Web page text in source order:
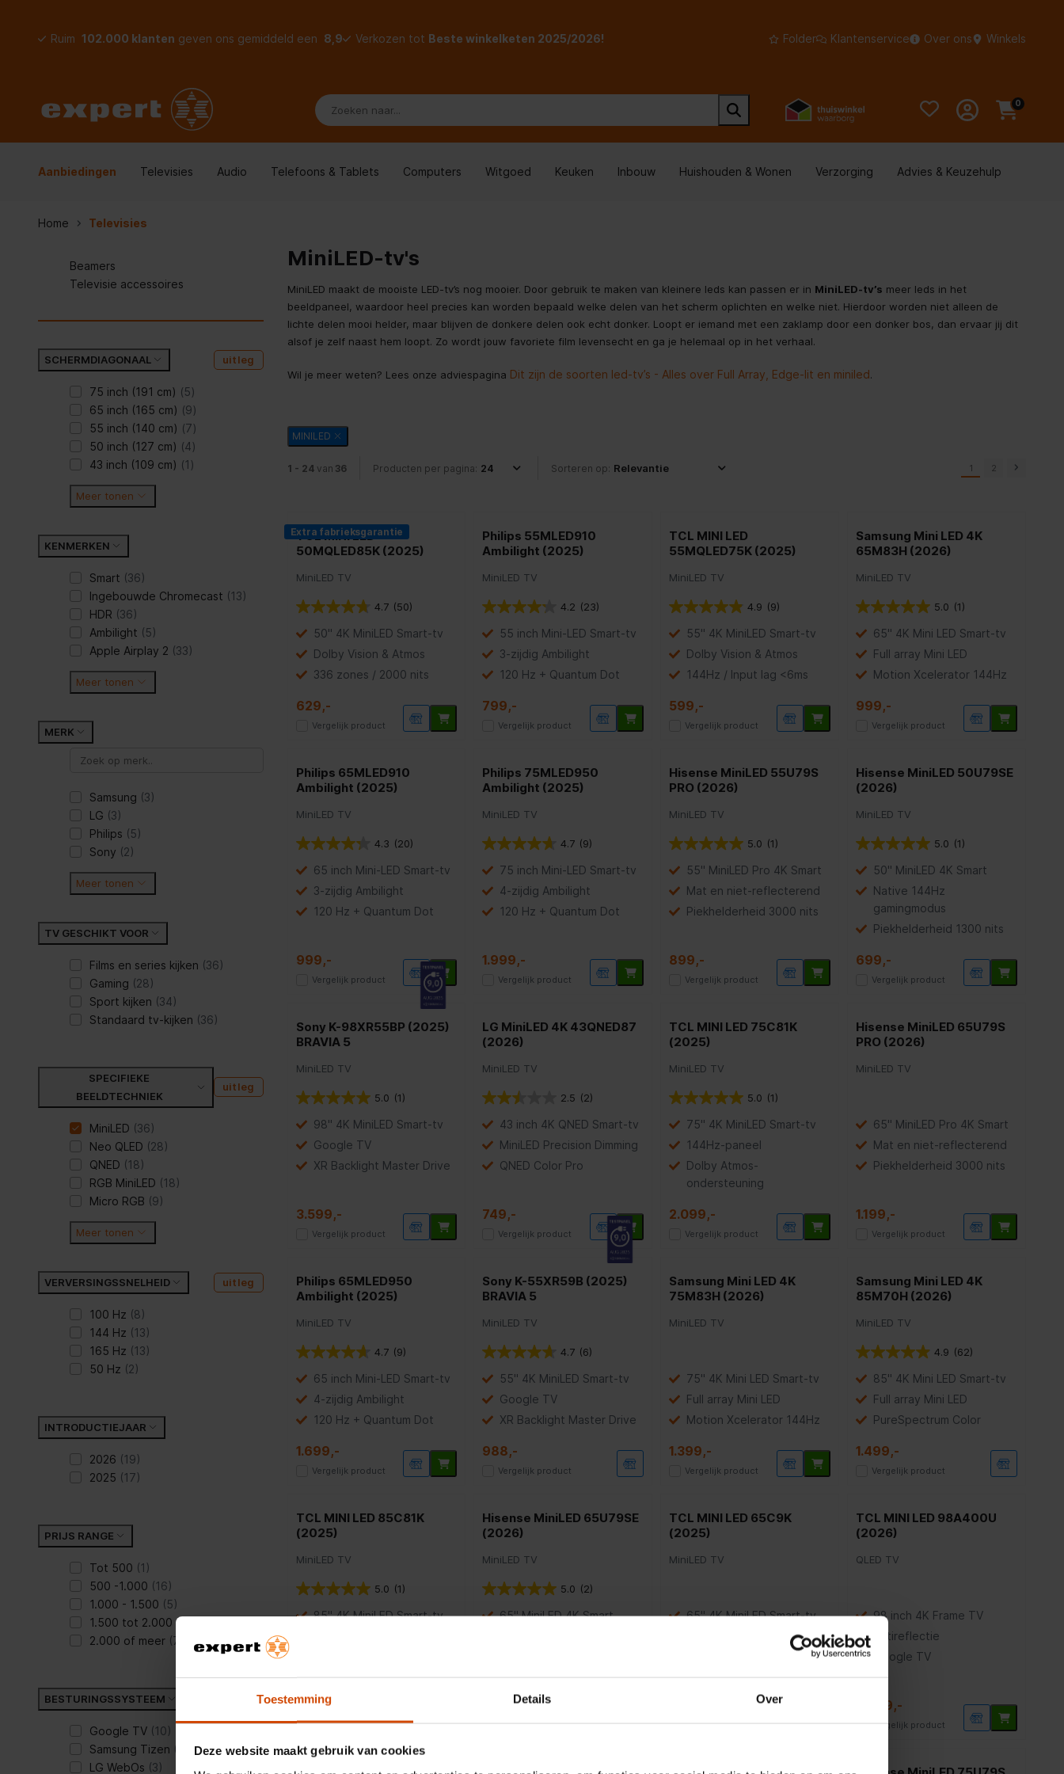
Toestemming Details Over
Deze website maakt gebruik van cookies
Ruim 102.000 klanten geven ons gemiddeld een 8,9 Verkozen tot Beste winkelketen 2025/2026! Folder Klantenservice Over ons Winkels
0
Aanbiedingen Televisies Audio Telefoons & Tablets Computers Witgoed Keuken Inbouw Huishouden & Wonen Verzorging Advies & Keuzehulp
Home Televisies
Beamers
Televisie accessoires
SCHERMDIAGONAAL uitleg
75 inch (191 cm) (5)
65 inch (165 cm) (9)
55 inch (140 cm) (7)
50 inch (127 cm) (4)
43 inch (109 cm) (1)
Meer tonen
KENMERKEN
Smart (36)
Ingebouwde Chromecast (13)
HDR (36)
Ambilight (5)
Apple Airplay 2 (33)
Meer tonen
MERK
Samsung (3)
LG (3)
Philips (5)
Sony (2)
Meer tonen
TV GESCHIKT VOOR
Films en series kijken (36)
Gaming (28)
Sport kijken (34)
Standaard tv-kijken (36)
SPECIFIEKE
BEELDTECHNIEK
uitleg
MiniLED (36)
Neo QLED (28)
QNED (18)
RGB MiniLED (18)
Micro RGB (9)
Meer tonen
VERVERSINGSSNELHEID uitleg
100 Hz (8)
144 Hz (13)
165 Hz (13)
50 Hz (2)
INTRODUCTIEJAAR
2026 (19)
2025 (17)
PRIJS RANGE
Tot 500 (1)
500 -1.000 (16)
1.000 - 1.500 (5)
1.500 tot 2.000 (7)
2.000 of meer (7)
BESTURINGSSYSTEEM
Google TV (10)
Samsung Tizen (3)
LG WebOs (3)
MiniLED-tv's
MiniLED maakt de mooiste LED-tv’s nog mooier. Door gebruik te maken van kleinere leds kan passen er in MiniLED-tv’s meer leds in het
beeldpaneel, waardoor heel precies kan worden bepaald welke delen van het scherm oplichten en welke niet. Hierdoor worden niet alleen de
lichte delen mooi helder, maar blijven de donkere delen ook echt donker. Loopt er iemand met een zaklamp door een donker bos, dan ervaar jij dit
alsof je zelf naast hem loopt. Zo wordt jouw favoriete film levensecht en ga je helemaal op in het verhaal.
Wil je meer weten? Lees onze adviespagina Dit zijn de soorten led-tv’s - Alles over Full Array, Edge-lit en miniled.
MINILED
1 - 24 van 36 Producten per pagina: Sorteren op: 1 2
Extra fabrieksgarantie
TCL MINI LED
50MQLED85K (2025)
MiniLED TV
4.7 (50)
50" 4K MiniLED Smart-tv
Dolby Vision & Atmos
336 zones / 2000 nits
629,-
Vergelijk product
Philips 55MLED910
Ambilight (2025)
MiniLED TV
4.2 (23)
55 inch Mini-LED Smart-tv
3-zijdig Ambilight
120 Hz + Quantum Dot
799,-
Vergelijk product
TCL MINI LED
55MQLED75K (2025)
MiniLED TV
4.9 (9)
55" 4K MiniLED Smart-tv
Dolby Vision & Atmos
144Hz / Input lag <6ms
599,-
Vergelijk product
Samsung Mini LED 4K
65M83H (2026)
MiniLED TV
5.0 (1)
65" 4K Mini LED Smart-tv
Full array Mini LED
Motion Xcelerator 144Hz
999,-
Vergelijk product
Philips 65MLED910
Ambilight (2025)
MiniLED TV
4.3 (20)
65 inch Mini-LED Smart-tv
3-zijdig Ambilight
120 Hz + Quantum Dot
999,-
Vergelijk product
Philips 75MLED950
Ambilight (2025)
MiniLED TV
4.7 (9)
75 inch Mini-LED Smart-tv
4-zijdig Ambilight
120 Hz + Quantum Dot
1.999,-
Vergelijk product
Hisense MiniLED 55U79S
PRO (2026)
MiniLED TV
5.0 (1)
55" MiniLED Pro 4K Smart
Mat en niet-reflecterend
Piekhelderheid 3000 nits
899,-
Vergelijk product
Hisense MiniLED 50U79SE
(2026)
MiniLED TV
5.0 (1)
50" MiniLED 4K Smart
Native 144Hz
gamingmodus
Piekhelderheid 1300 nits
699,-
Vergelijk product
Sony K-98XR55BP (2025)
BRAVIA 5
MiniLED TV
5.0 (1)
98" 4K MiniLED Smart-tv
Google TV
XR Backlight Master Drive
3.599,-
Vergelijk product
LG MiniLED 4K 43QNED87
(2026)
MiniLED TV
2.5 (2)
43 inch 4K QNED Smart-tv
MiniLED Precision Dimming
QNED Color Pro
749,-
Vergelijk product
TCL MINI LED 75C81K
(2025)
MiniLED TV
5.0 (1)
75" 4K MiniLED Smart-tv
144Hz-paneel
Dolby Atmos-
ondersteuning
2.099,-
Vergelijk product
Hisense MiniLED 65U79S
PRO (2026)
MiniLED TV
65" MiniLED Pro 4K Smart
Mat en niet-reflecterend
Piekhelderheid 3000 nits
1.199,-
Vergelijk product
Philips 65MLED950
Ambilight (2025)
MiniLED TV
4.7 (9)
65 inch Mini-LED Smart-tv
4-zijdig Ambilight
120 Hz + Quantum Dot
1.699,-
Vergelijk product
Sony K-55XR59B (2025)
BRAVIA 5
MiniLED TV
4.7 (6)
55" 4K MiniLED Smart-tv
Google TV
XR Backlight Master Drive
988,-
Vergelijk product
Samsung Mini LED 4K
75M83H (2026)
MiniLED TV
75" 4K Mini LED Smart-tv
Full array Mini LED
Motion Xcelerator 144Hz
1.399,-
Vergelijk product
Samsung Mini LED 4K
85M70H (2026)
MiniLED TV
4.9 (62)
85" 4K Mini LED Smart-tv
Full array Mini LED
PureSpectrum Color
1.499,-
Vergelijk product
TCL MINI LED 85C81K
(2025)
MiniLED TV
5.0 (1)
85" 4K MiniLED Smart-tv
2.499,-
Vergelijk product
Hisense MiniLED 65U79SE
(2026)
MiniLED TV
5.0 (2)
65" MiniLED 4K Smart
899,-
Vergelijk product
TCL MINI LED 65C9K
(2025)
MiniLED TV
65" 4K MiniLED Smart-tv
144Hz verversingssnelheid
HDR10+ en Dolby Vision IQ
Vergelijk product
TCL MINI LED 98A400U
(2026)
QLED TV
98 inch 4K Frame TV
Antireflectie
Google TV
2.899,-
Vergelijk product